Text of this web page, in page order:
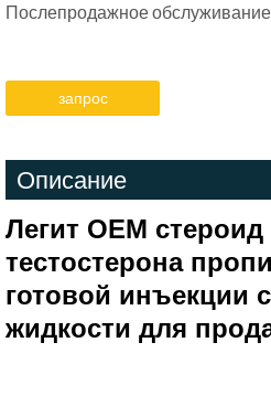
Послепродажное
запрос
Описание
Легит OEM
тестостерона
готовой инъекции
жидкости для